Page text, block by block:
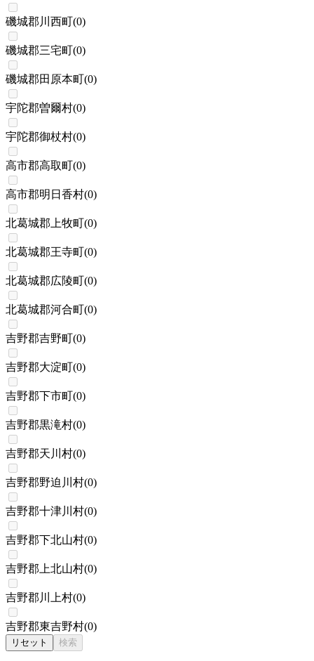
磯城郡川西町(0)
磯城郡三宅町(0)
磯城郡田原本町(0)
宇陀郡曽爾村(0)
宇陀郡御杖村(0)
高市郡高取町(0)
高市郡明日香村(0)
北葛城郡上牧町(0)
北葛城郡王寺町(0)
北葛城郡広陵町(0)
北葛城郡河合町(0)
吉野郡吉野町(0)
吉野郡大淀町(0)
吉野郡下市町(0)
吉野郡黒滝村(0)
吉野郡天川村(0)
吉野郡野迫川村(0)
吉野郡十津川村(0)
吉野郡下北山村(0)
吉野郡上北山村(0)
吉野郡川上村(0)
吉野郡東吉野村(0)
リセット 検索